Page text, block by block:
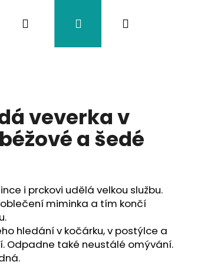
na kočárek Twistík kousátka
Hledat PřihlášeníNákupní
veverka v
a šedé
i prckovi udělá velkou službu.
miminka a tím končí
hledání v kočárku, v postýlce a
Odpadne také neustálé omývání.